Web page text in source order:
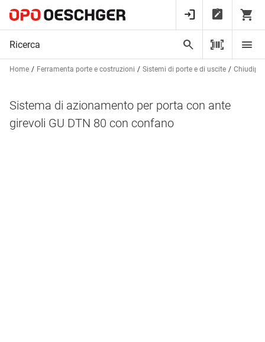
Home Ferramenta porte e costruzioni Sistemi di porte e di uscite
Sistema di azionamento per porta con ante
girevoli GU DTN 80 con confano